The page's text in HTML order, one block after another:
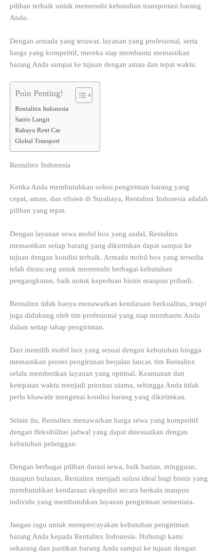
pilihan terbaik untuk memenuhi kebutuhan transportasi barang
Anda.
Dengan armada yang terawat, layanan yang profesional, serta
harga yang kompetitif, mereka siap membantu memastikan
barang Anda sampai ke tujuan dengan aman dan tepat waktu.
Poin Penting!
Rentalinx Indonesia
Satrio Langit
Rahayu Rent Car
Global Transport
Rentalinx Indonesia
Ketika Anda membutuhkan solusi pengiriman barang yang
cepat, aman, dan efisien di Surabaya, Rentalinx Indonesia adalah
pilihan yang tepat.
Dengan layanan sewa mobil box yang andal, Rentalinx
memastikan setiap barang yang dikirimkan dapat sampai ke
tujuan dengan kondisi terbaik. Armada mobil box yang tersedia
telah dirancang untuk memenuhi berbagai kebutuhan
pengangkutan, baik untuk keperluan bisnis maupun pribadi.
Rentalinx tidak hanya menawarkan kendaraan berkualitas, tetapi
juga didukung oleh tim profesional yang siap membantu Anda
dalam setiap tahap pengiriman.
Dari memilih mobil box yang sesuai dengan kebutuhan hingga
memastikan proses pengiriman berjalan lancar, tim Rentalinx
selalu memberikan layanan yang optimal. Keamanan dan
ketepatan waktu menjadi prioritas utama, sehingga Anda tidak
perlu khawatir mengenai kondisi barang yang dikirimkan.
Selain itu, Rentalinx menawarkan harga sewa yang kompetitif
dengan fleksibilitas jadwal yang dapat disesuaikan dengan
kebutuhan pelanggan.
Dengan berbagai pilihan durasi sewa, baik harian, mingguan,
maupun bulanan, Rentalinx menjadi solusi ideal bagi bisnis yang
membutuhkan kendaraan ekspedisi secara berkala maupun
individu yang membutuhkan layanan pengiriman sementara.
Jangan ragu untuk mempercayakan kebutuhan pengiriman
barang Anda kepada Rentalinx Indonesia. Hubungi kami
sekarang dan pastikan barang Anda sampai ke tujuan dengan